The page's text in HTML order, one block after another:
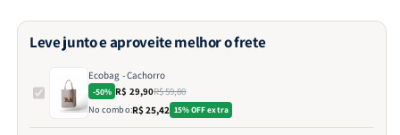
Leve junto e aproveite melhor o frete
Ecobag - Cachorro
-50% R$ 29,90R$ 59,80
No combo:R$ 25,42 15% OFF extra